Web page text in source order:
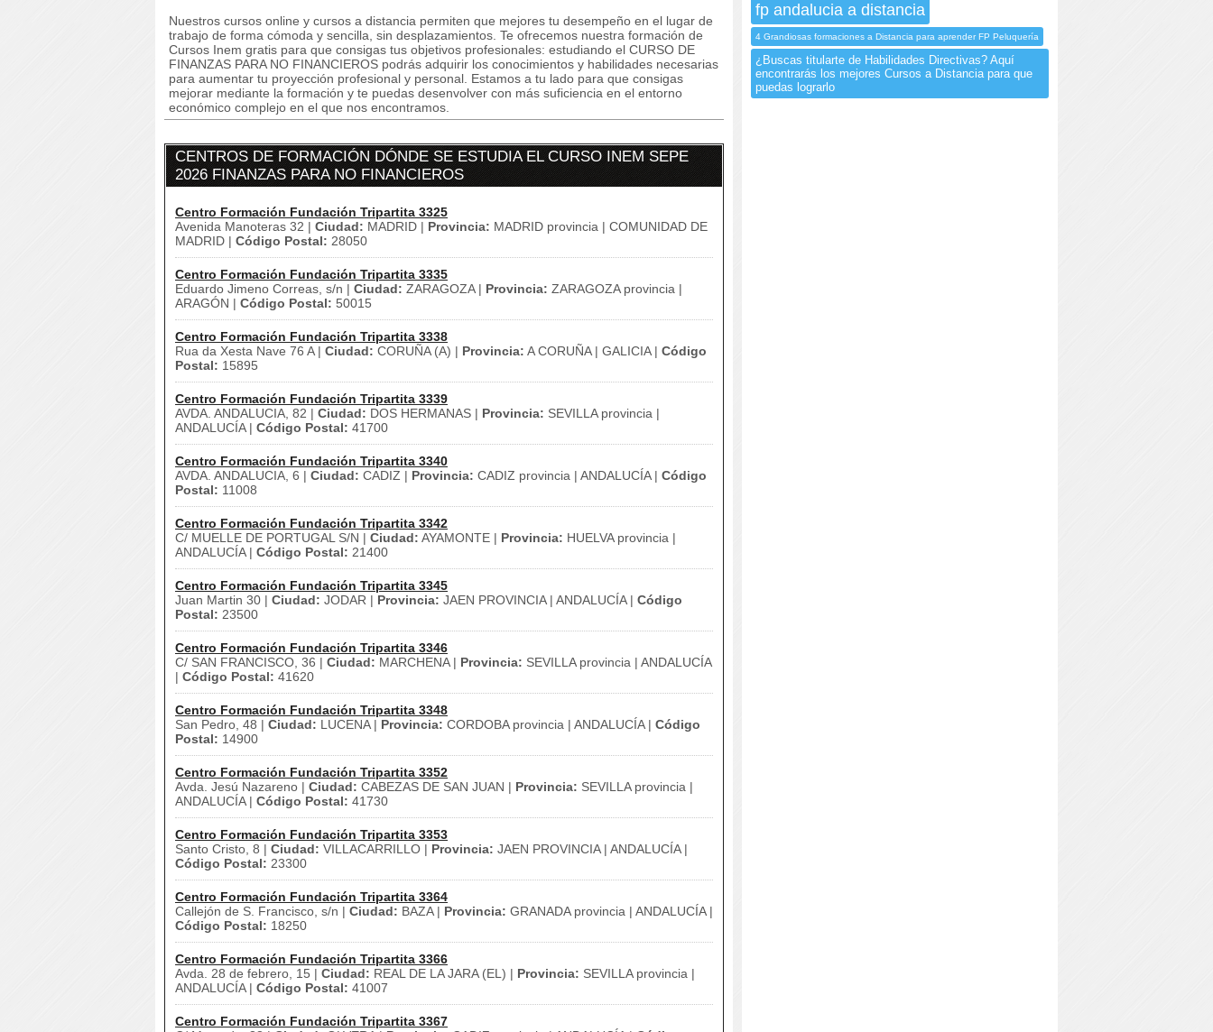
Nuestros cursos online y cursos a distancia permiten que mejores tu desempeño en el lugar de
trabajo de forma cómoda y sencilla, sin desplazamientos. Te ofrecemos nuestra formación de
Cursos Inem gratis para que consigas tus objetivos profesionales: estudiando el CURSO DE
FINANZAS PARA NO FINANCIEROS podrás adquirir los conocimientos y habilidades necesarias
para aumentar tu proyección profesional y personal. Estamos a tu lado para que consigas
mejorar mediante la formación y te puedas desenvolver con más suficiencia en el entorno
económico complejo en el que nos encontramos.
CENTROS DE FORMACIÓN DÓNDE SE ESTUDIA EL CURSO INEM SEPE
2026 FINANZAS PARA NO FINANCIEROS
Centro Formación Fundación Tripartita 3325
Avenida Manoteras 32 | Ciudad: MADRID | Provincia: MADRID provincia | COMUNIDAD DE
MADRID | Código Postal: 28050
Centro Formación Fundación Tripartita 3335
Eduardo Jimeno Correas, s/n | Ciudad: ZARAGOZA | Provincia: ZARAGOZA provincia |
ARAGÓN | Código Postal: 50015
Centro Formación Fundación Tripartita 3338
Rua da Xesta Nave 76 A | Ciudad: CORUÑA (A) | Provincia: A CORUÑA | GALICIA | Código
Postal: 15895
Centro Formación Fundación Tripartita 3339
AVDA. ANDALUCIA, 82 | Ciudad: DOS HERMANAS | Provincia: SEVILLA provincia |
ANDALUCÍA | Código Postal: 41700
Centro Formación Fundación Tripartita 3340
AVDA. ANDALUCIA, 6 | Ciudad: CADIZ | Provincia: CADIZ provincia | ANDALUCÍA | Código
Postal: 11008
Centro Formación Fundación Tripartita 3342
C/ MUELLE DE PORTUGAL S/N | Ciudad: AYAMONTE | Provincia: HUELVA provincia |
ANDALUCÍA | Código Postal: 21400
Centro Formación Fundación Tripartita 3345
Juan Martin 30 | Ciudad: JODAR | Provincia: JAEN PROVINCIA | ANDALUCÍA | Código
Postal: 23500
Centro Formación Fundación Tripartita 3346
C/ SAN FRANCISCO, 36 | Ciudad: MARCHENA | Provincia: SEVILLA provincia | ANDALUCÍA
| Código Postal: 41620
Centro Formación Fundación Tripartita 3348
San Pedro, 48 | Ciudad: LUCENA | Provincia: CORDOBA provincia | ANDALUCÍA | Código
Postal: 14900
Centro Formación Fundación Tripartita 3352
Avda. Jesú Nazareno | Ciudad: CABEZAS DE SAN JUAN | Provincia: SEVILLA provincia |
ANDALUCÍA | Código Postal: 41730
Centro Formación Fundación Tripartita 3353
Santo Cristo, 8 | Ciudad: VILLACARRILLO | Provincia: JAEN PROVINCIA | ANDALUCÍA |
Código Postal: 23300
Centro Formación Fundación Tripartita 3364
Callejón de S. Francisco, s/n | Ciudad: BAZA | Provincia: GRANADA provincia | ANDALUCÍA |
Código Postal: 18250
Centro Formación Fundación Tripartita 3366
Avda. 28 de febrero, 15 | Ciudad: REAL DE LA JARA (EL) | Provincia: SEVILLA provincia |
ANDALUCÍA | Código Postal: 41007
Centro Formación Fundación Tripartita 3367
fp andalucia a distancia
4 Grandiosas formaciones a Distancia para aprender FP Peluquería
¿Buscas titularte de Habilidades Directivas? Aquí
encontrarás los mejores Cursos a Distancia para que
puedas lograrlo